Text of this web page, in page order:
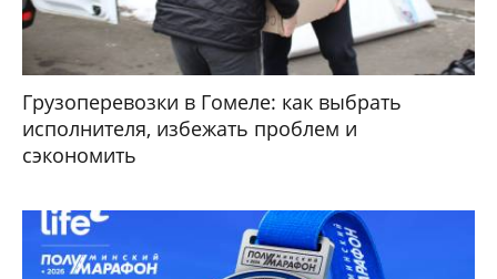
Грузоперевозки в Гомеле: как выбрать
исполнителя, избежать проблем и
сэкономить